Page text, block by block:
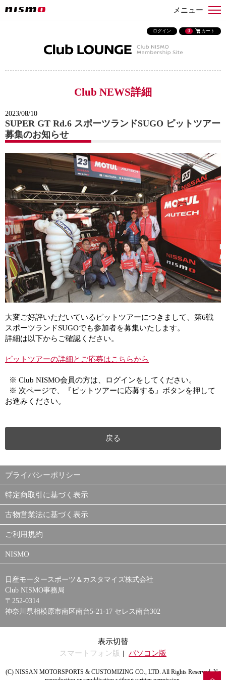
メニュー
ログイン 0 カート
Club NEWS詳細
2023/08/10
SUPER GT Rd.6 スポーツランドSUGO ピットツアー
募集のお知らせ
大変ご好評いただいているピットツアーにつきまして、第6戦
スポーツランドSUGOでも参加者を募集いたします。
詳細は以下からご確認ください。
ピットツアーの詳細とご応募はこちらから
※ Club NISMO会員の方は、ログインをしてください。
※ 次ページで、『ピットツアーに応募する』ボタンを押して
お進みください。
戻る
プライバシーポリシー
特定商取引に基づく表示
古物営業法に基づく表示
ご利用規約
NISMO
日産モータースポーツ＆カスタマイズ株式会社
Club NISMO事務局
〒252-0314
神奈川県相模原市南区南台5-21-17 セレス南台302
表示切替
スマートフォン版
パソコン版
(C) NISSAN MOTORSPORTS & CUSTOMIZING CO., LTD. All Rights Reserved. No